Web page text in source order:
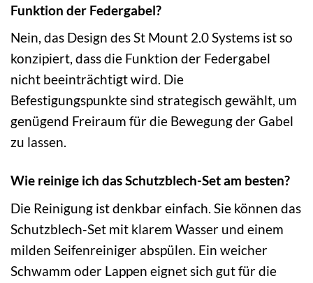
Funktion der Federgabel?
Nein, das Design des St Mount 2.0 Systems ist so
konzipiert, dass die Funktion der Federgabel
nicht beeinträchtigt wird. Die
Befestigungspunkte sind strategisch gewählt, um
genügend Freiraum für die Bewegung der Gabel
zu lassen.
Wie reinige ich das Schutzblech-Set am besten?
Die Reinigung ist denkbar einfach. Sie können das
Schutzblech-Set mit klarem Wasser und einem
milden Seifenreiniger abspülen. Ein weicher
Schwamm oder Lappen eignet sich gut für die